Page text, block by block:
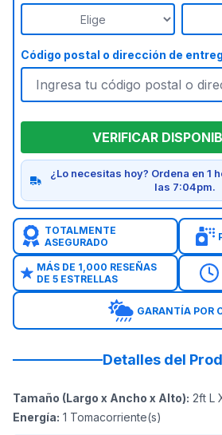
Código postal o dirección de
VERIFICAR
¿Lo necesitas hoy? Ordena en 1
las 7:04pm.
TOTALMENTE
ASEGURADO
MÁS DE 1,000 RESEÑAS
DE 5 ESTRELLAS
GARANTÍA POR
Detalles del
Tamaño (Largo x Ancho x Alto): 2ft L
Energía: 1 Tomacorriente(s)